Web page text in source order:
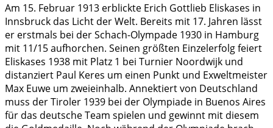
Am 15. Februar 1913 erblickte Erich Gottlieb Eliskases in
Innsbruck das Licht der Welt. Bereits mit 17. Jahren lässt
er erstmals bei der Schach-Olympade 1930 in Hamburg
mit 11/15 aufhorchen. Seinen größten Einzelerfolg feiert
Eliskases 1938 mit Platz 1 bei Turnier Noordwijk und
distanziert Paul Keres um einen Punkt und Exweltmeister
Max Euwe um zweieinhalb. Annektiert von Deutschland
muss der Tiroler 1939 bei der Olympiade in Buenos Aires
für das deutsche Team spielen und gewinnt mit diesem